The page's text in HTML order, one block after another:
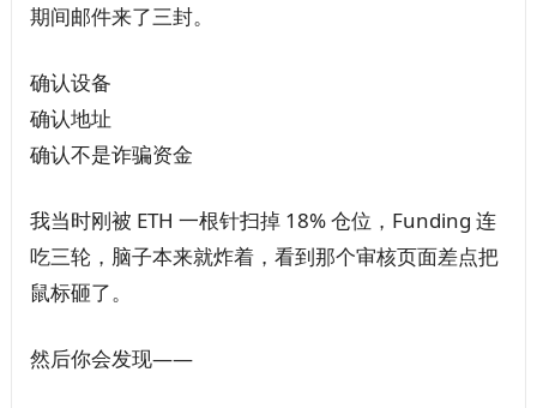
期间邮件来了三封。
确认设备
确认地址
确认不是诈骗资金
我当时刚被 ETH 一根针扫掉 18% 仓位，Funding 连
吃三轮，脑子本来就炸着，看到那个审核页面差点把
鼠标砸了。
然后你会发现——